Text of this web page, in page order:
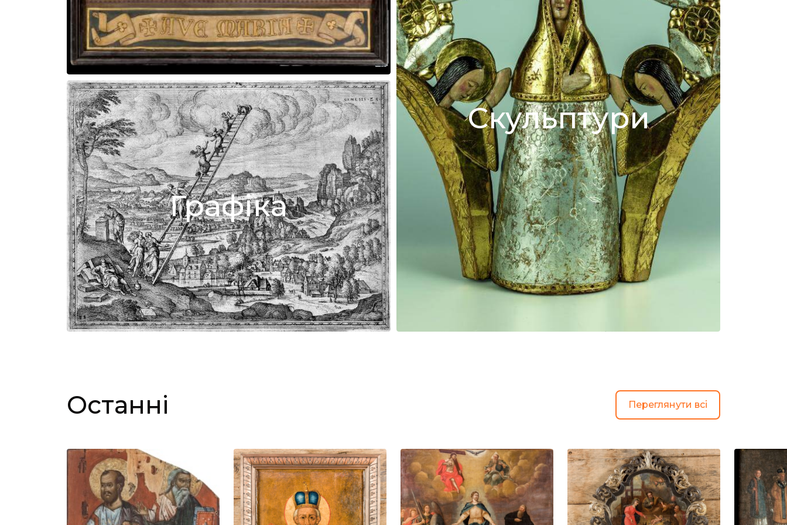
Скульптури
Графіка
Останні Переглянути всі